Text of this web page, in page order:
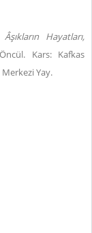
Âşıkların Hayatları,
Kars: Kafkas
Yay.